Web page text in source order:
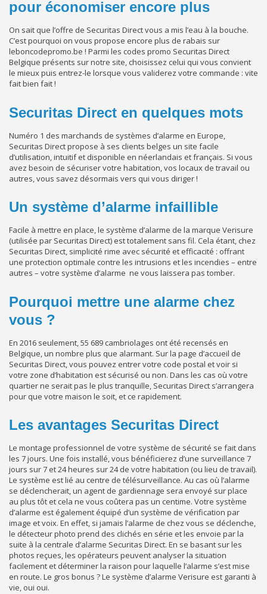
pour économiser encore plus
On sait que l’offre de Securitas Direct vous a mis l’eau à la bouche.
C’est pourquoi on vous propose encore plus de rabais sur
leboncodepromo.be ! Parmi les codes promo Securitas Direct
Belgique présents sur notre site, choisissez celui qui vous convient
le mieux puis entrez-le lorsque vous validerez votre commande : vite
fait bien fait !
Securitas Direct en quelques mots
Numéro 1 des marchands de systèmes d’alarme en Europe,
Securitas Direct propose à ses clients belges un site facile
d’utilisation, intuitif et disponible en néerlandais et français. Si vous
avez besoin de sécuriser votre habitation, vos locaux de travail ou
autres, vous savez désormais vers qui vous diriger !
Un système d’alarme infaillible
Facile à mettre en place, le système d’alarme de la marque Verisure
(utilisée par Securitas Direct) est totalement sans fil. Cela étant, chez
Securitas Direct, simplicité rime avec sécurité et efficacité : offrant
une protection optimale contre les intrusions et les incendies – entre
autres – votre système d’alarme ne vous laissera pas tomber.
Pourquoi mettre une alarme chez
vous ?
En 2016 seulement, 55 689 cambriolages ont été recensés en
Belgique, un nombre plus que alarmant. Sur la page d’accueil de
Securitas Direct, vous pouvez entrer votre code postal et voir si
votre zone d’habitation est sécurisé ou non. Dans les cas où votre
quartier ne serait pas le plus tranquille, Securitas Direct s’arrangera
pour que votre maison le soit, et ce rapidement.
Les avantages Securitas Direct
Le montage professionnel de votre système de sécurité se fait dans
les 7 jours. Une fois installé, vous bénéficierez d’une surveillance 7
jours sur 7 et 24 heures sur 24 de votre habitation (ou lieu de travail).
Le système est lié au centre de télésurveillance. Au cas où l’alarme
se déclencherait, un agent de gardiennage sera envoyé sur place
au plus tôt et cela ne vous coûtera pas un centime. Votre système
d’alarme est également équipé d’un système de vérification par
image et voix. En effet, si jamais l’alarme de chez vous se déclenche,
le détecteur photo prend des clichés en série et les envoie par la
suite à la centrale d’alarme Securitas Direct. En se basant sur les
photos reçues, les opérateurs peuvent analyser la situation
facilement et déterminer la raison pour laquelle l’alarme s’est mise
en route. Le gros bonus ? Le système d’alarme Verisure est garanti à
vie, oui oui.